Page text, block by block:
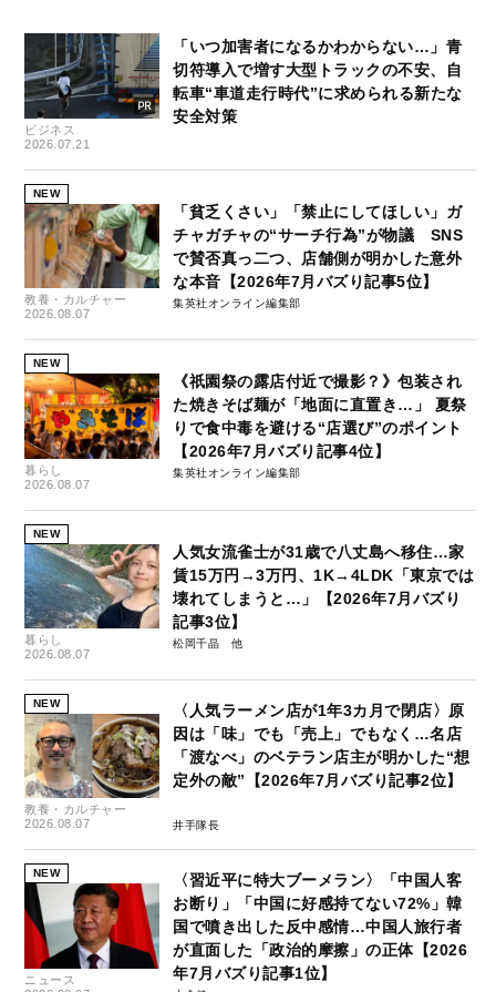
ビジネス
2026.07.21
「いつ加害者になるかわからない…」青
切符導入で増す大型トラックの不安、自
転車“車道走行時代”に求められる新たな
安全対策
NEW
教養・カルチャー
2026.08.07
「貧乏くさい」「禁止にしてほしい」ガ
チャガチャの“サーチ行為”が物議 SNS
で賛否真っ二つ、店舗側が明かした意外
な本音【2026年7月バズり記事5位】
集英社オンライン編集部
NEW
暮らし
2026.08.07
《祇園祭の露店付近で撮影？》包装され
た焼きそば麺が「地面に直置き…」 夏祭
りで食中毒を避ける“店選び”のポイント
【2026年7月バズり記事4位】
集英社オンライン編集部
NEW
暮らし
2026.08.07
人気女流雀士が31歳で八丈島へ移住…家
賃15万円→3万円、1K→4LDK「東京では
壊れてしまうと…」【2026年7月バズり
記事3位】
松岡千晶
NEW
教養・カルチャー
2026.08.07
〈人気ラーメン店が1年3カ月で閉店〉原
因は「味」でも「売上」でもなく…名店
「渡なべ」のベテラン店主が明かした“想
定外の敵”【2026年7月バズり記事2位】
井手隊長
NEW
ニュース
〈習近平に特大ブーメラン〉「中国人客
お断り」「中国に好感持てない72%」韓
国で噴き出した反中感情…中国人旅行者
が直面した「政治的摩擦」の正体【2026
年7月バズり記事1位】